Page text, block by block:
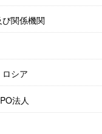
関係機関
シア
法人